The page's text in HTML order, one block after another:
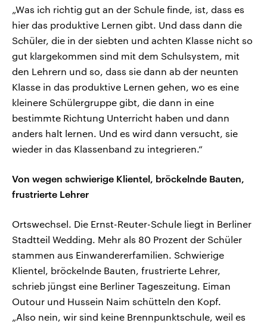
„Was ich richtig gut an der Schule finde, ist, dass es
hier das produktive Lernen gibt. Und dass dann die
Schüler, die in der siebten und achten Klasse nicht so
gut klargekommen sind mit dem Schulsystem, mit
den Lehrern und so, dass sie dann ab der neunten
Klasse in das produktive Lernen gehen, wo es eine
kleinere Schülergruppe gibt, die dann in eine
bestimmte Richtung Unterricht haben und dann
anders halt lernen. Und es wird dann versucht, sie
wieder in das Klassenband zu integrieren.“
Von wegen schwierige Klientel, bröckelnde Bauten,
frustrierte Lehrer
Ortswechsel. Die Ernst-Reuter-Schule liegt in Berliner
Stadtteil Wedding. Mehr als 80 Prozent der Schüler
stammen aus Einwandererfamilien. Schwierige
Klientel, bröckelnde Bauten, frustrierte Lehrer,
schrieb jüngst eine Berliner Tageszeitung. Eiman
Outour und Hussein Naim schütteln den Kopf.
„Also nein, wir sind keine Brennpunktschule, weil es